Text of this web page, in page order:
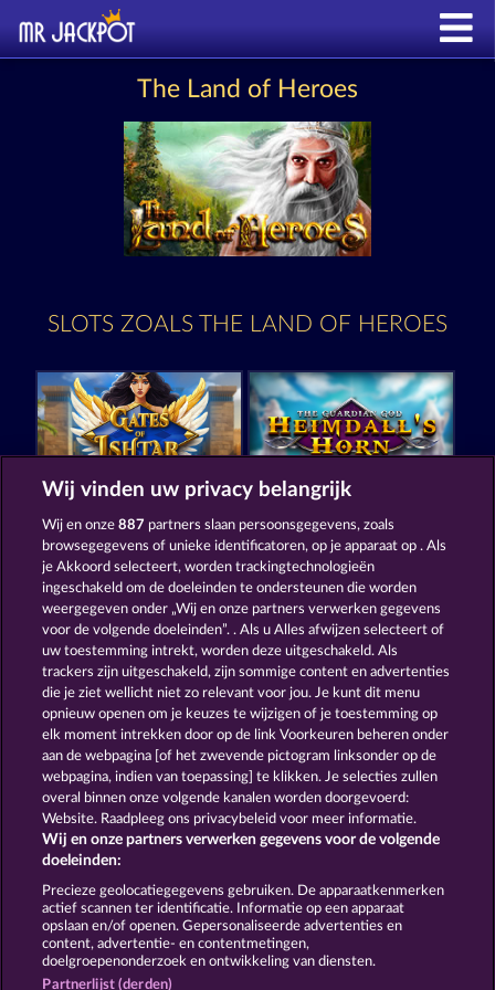
The Land of Heroes
SLOTS ZOALS THE LAND OF HEROES
Gates Of Ishtar
Mighty Dragon Crystal Ball
Algemene voorwaarden
Privacy- en cookieverklaring Colofon
Bedrijf FAQ
Terugbetalingsverzoek indienen
Wij vinden uw privacy belangrijk
Wij en onze887 partners slaan persoonsgegevens, zoals
browsegegevens of unieke identificatoren, op je apparaat op . Als
je Akkoord selecteert, worden trackingtechnologieën
ingeschakeld om de doeleinden te ondersteunen die worden
weergegeven onder „Wij en onze partners verwerken gegevens
voor de volgende doeleinden”. . Als u Alles afwijzen selecteert of
uw toestemming intrekt, worden deze uitgeschakeld. Als
trackers zijn uitgeschakeld, zijn sommige content en advertenties
die je ziet wellicht niet zo relevant voor jou. Je kunt dit menu
opnieuw openen om je keuzes te wijzigen of je toestemming op
elk moment intrekken door op de link Voorkeuren beheren onder
aan de webpagina [of het zwevende pictogram linksonder op de
webpagina, indien van toepassing] te klikken. Je selecties zullen
overal binnen onze volgende kanalen worden doorgevoerd:
Website. Raadpleeg ons privacybeleid voor meer informatie.
Wij en onze partners verwerken gegevens voor de volgende
doeleinden:
Precieze geolocatiegegevens gebruiken. De apparaatkenmerken
actief scannen ter identificatie. Informatie op een apparaat
opslaan en/of openen. Gepersonaliseerde advertenties en
content, advertentie- en contentmetingen,
doelgroepenonderzoek en ontwikkeling van diensten.
Partnerlijst (derden)